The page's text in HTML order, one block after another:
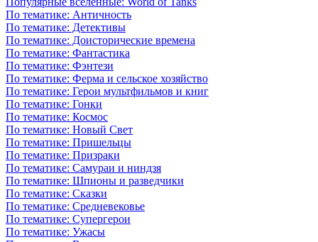
По тематике: Античность
По тематике: Детективы
По тематике: Доисторические времена
По тематике: Фантастика
По тематике: Фэнтези
По тематике: Ферма и сельское хозяйство
По тематике: Герои мультфильмов и книг
По тематике: Гонки
По тематике: Космос
По тематике: Новый Свет
По тематике: Пришельцы
По тематике: Призраки
По тематике: Самураи и ниндзя
По тематике: Шпионы и разведчики
По тематике: Сказки
По тематике: Средневековье
По тематике: Супергерои
По тематике: Ужасы